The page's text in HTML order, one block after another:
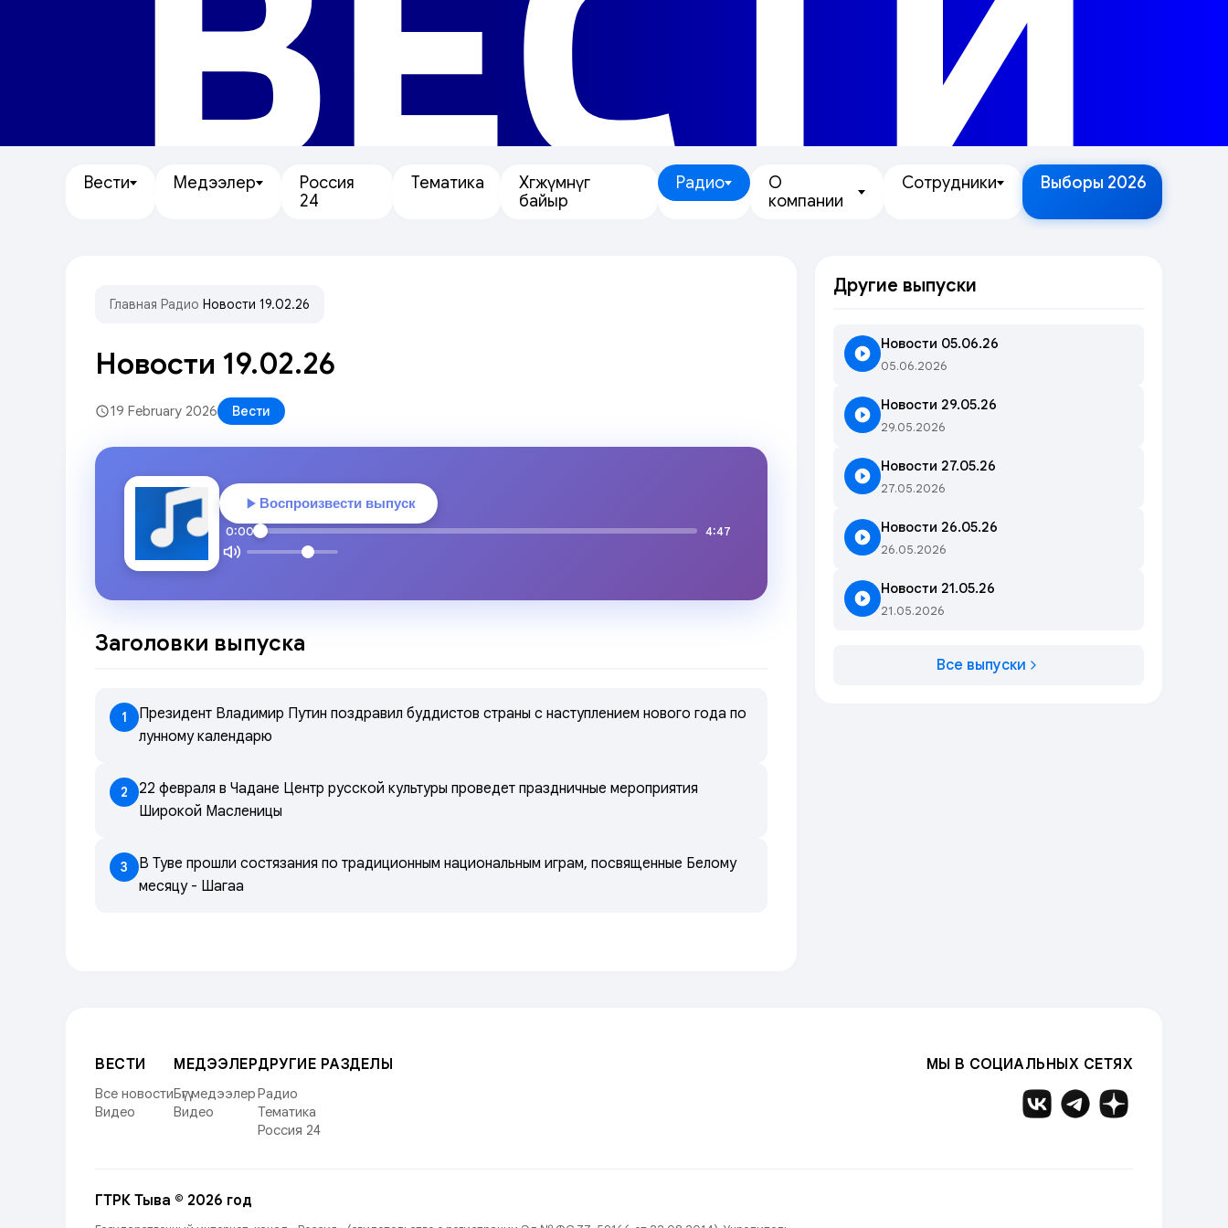
ВЕСТИ
Вести Медээлер
Россия
24
Тематика
Хөгжүмнүг
байыр
Радио
О
компании
Сотрудники Выборы 2026
Главная Радио Новости 19.02.26
Новости 19.02.26
19 February 2026 Вести
Воспроизвести выпуск
0:00
4:47
Заголовки выпуска
1
Президент Владимир Путин поздравил буддистов страны с наступлением нового года по
лунному календарю
2
22 февраля в Чадане Центр русской культуры проведет праздничные мероприятия
Широкой Масленицы
3
В Туве прошли состязания по традиционным национальным играм, посвященные Белому
месяцу - Шагаа
Другие выпуски
Новости 05.06.26
05.06.2026
Новости 29.05.26
29.05.2026
Новости 27.05.26
27.05.2026
Новости 26.05.26
26.05.2026
Новости 21.05.26
21.05.2026
Все выпуски
ВЕСТИ
Все новости
Видео
МЕДЭЭЛЕР
Бүгү медээлер
Видео
ДРУГИЕ РАЗДЕЛЫ
Радио
Тематика
Россия 24
МЫ В СОЦИАЛЬНЫХ СЕТЯХ
ГТРК Тыва © 2026 год